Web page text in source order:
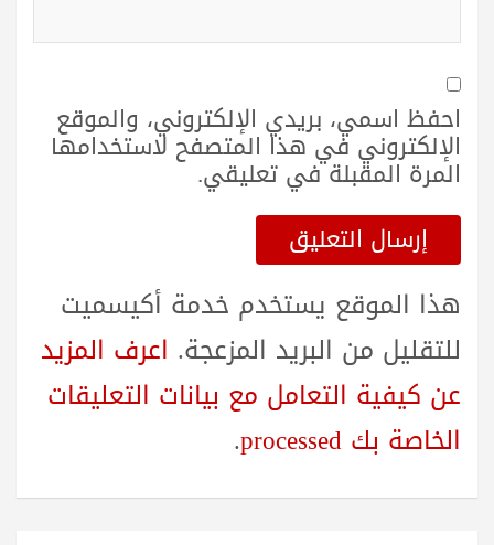
احفظ اسمي، بريدي الإلكتروني، والموقع
الإلكتروني في هذا المتصفح لاستخدامها
المرة المقبلة في تعليقي.
هذا الموقع يستخدم خدمة أكيسميت
للتقليل من البريد المزعجة. اعرف المزيد
عن كيفية التعامل مع بيانات التعليقات
الخاصة بك processed
.